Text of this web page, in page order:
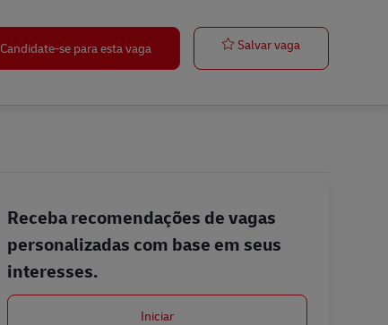
Candidate-se para esta vaga
Salvar vagaAusbildung
Receba recomendações de vagas
personalizadas com base em seus
interesses.
Iniciar